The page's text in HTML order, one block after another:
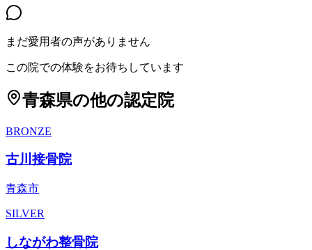
まだ愛用者の声がありません
この院での体験をお待ちしています
青森県の他の認定院
BRONZE
古川接骨院
青森市
SILVER
しながわ整骨院